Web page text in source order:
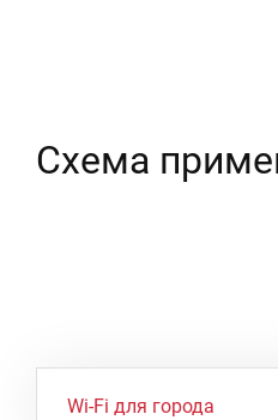
Схема
Wi-Fi для города